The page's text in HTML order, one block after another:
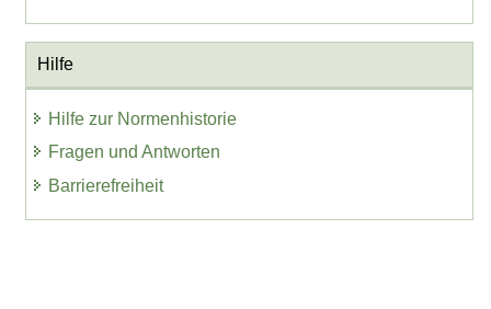
Hilfe
Hilfe zur Normenhistorie
Fragen und Antworten
Barrierefreiheit